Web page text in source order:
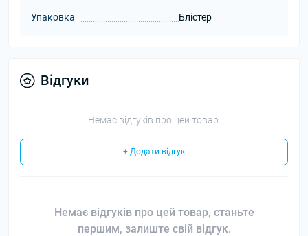
Упаковка Блістер
Відгуки
Немає відгуків про цей товар.
+ Додати відгук
Немає відгуків про цей товар, станьте
першим, залиште свій відгук.